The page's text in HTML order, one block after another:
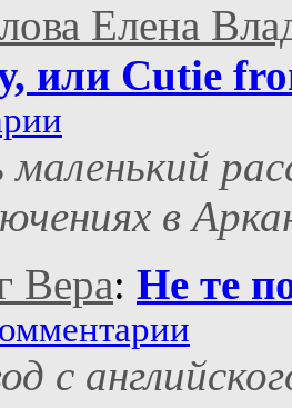
Елена
или Cutie
маленький
в
Вера: Не те
с